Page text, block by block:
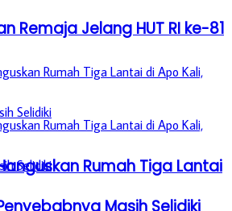
Rumah Tiga Lantai
Remaja Jelang HUT RI ke-81